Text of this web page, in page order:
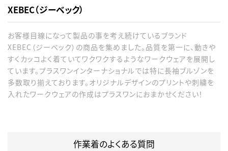
XEBEC（ジーベック）
お客様目線になって製品の事を考え続けているブランド
XEBEC（ジーベック）の商品を集めました。品質を第一に、動きや
すくカッコよく着ていてワクワクするようなワークウェアを展開し
ています。プラスワンインターナショナルでは特に長袖ブルゾンを
多数取り揃えております。オリジナルデザインのプリントや刺繍を
入れたワークウェアの作成はプラスワンにおまかせください！
作業着のよくある質問